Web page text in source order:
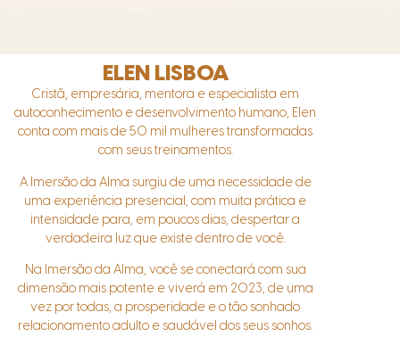
ELEN LISBOA
Cristã, empresária, mentora e especialista em
autoconhecimento e desenvolvimento humano, Elen
conta com mais de 50 mil mulheres transformadas
com seus treinamentos.
A Imersão da Alma surgiu de uma necessidade de
uma experiência presencial, com muita prática e
intensidade para, em poucos dias, despertar a
verdadeira luz que existe dentro de você.
Na Imersão da Alma, você se conectará com sua
dimensão mais potente e viverá em 2023, de uma
vez por todas, a prosperidade e o tão sonhado
relacionamento adulto e saudável dos seus sonhos.